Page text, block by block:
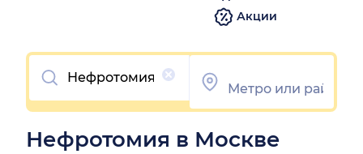
Акции
Очистить
Нефротомия в Москве